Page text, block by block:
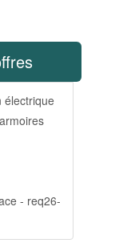
électrique
- req26-